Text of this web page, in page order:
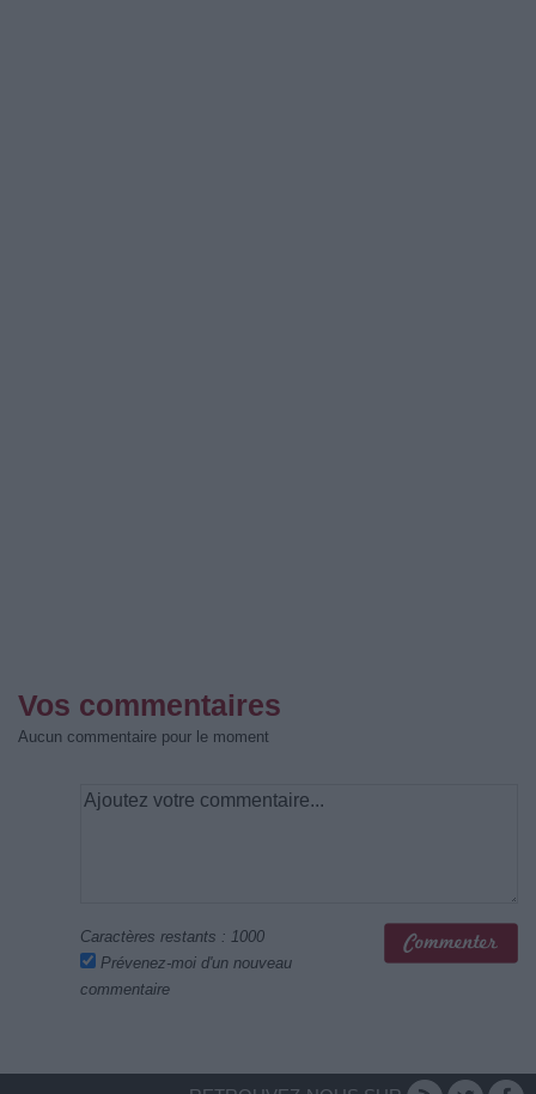
Vos commentaires
Aucun commentaire pour le moment
Caractères restants : 1000
Prévenez-moi d'un nouveau
commentaire